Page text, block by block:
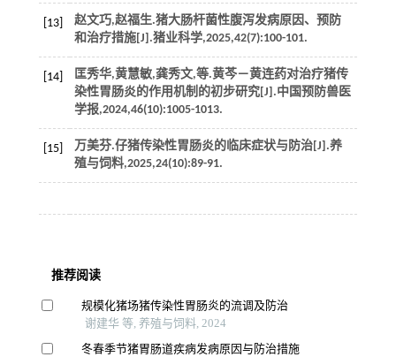
[13]
赵文巧,赵福生.猪大肠杆菌性腹泻发病原因、预防
和治疗措施[J].猪业科学,2025,42(7):100-101.
[14] 匡秀华,黄慧敏,龚秀文,等.黄芩－黄连药对治疗猪传
染性胃肠炎的作用机制的初步研究[J].中国预防兽医
学报,2024,46(10):1005-1013.
[15] 万美芬.仔猪传染性胃肠炎的临床症状与防治[J].养
殖与饲料,2025,24(10):89-91.